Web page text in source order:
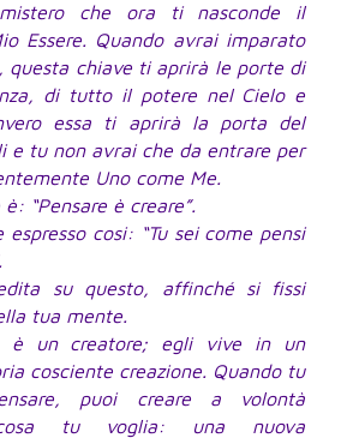
che ora ti nasconde il
Essere. Quando avrai imparato
questa chiave ti aprirà le porte di
di tutto il potere nel Cielo e
essa ti aprirà la porta del
e tu non avrai che da entrare per
Uno come Me.
“Pensare è creare”.
espresso cosi: “Tu sei come pensi
su questo, affinché si fissi
tua mente.
è un creatore; egli vive in un
cosciente creazione. Quando tu
puoi creare a volontà
cosa tu voglia: una nuova